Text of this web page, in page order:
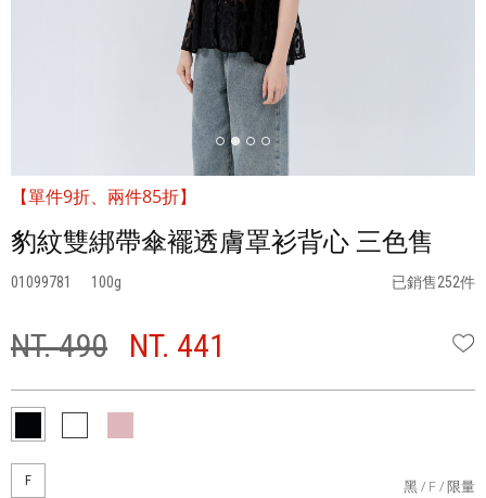
【單件9折、兩件85折】
豹紋雙綁帶傘襬透膚罩衫背心 三色售
01099781 100 已銷售252件
NT. 490 NT. 441
F 黑 F 限量